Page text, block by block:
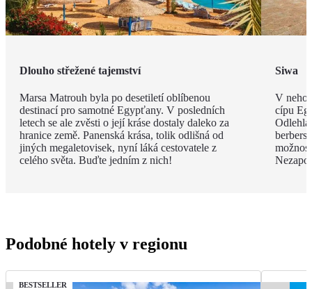
Dlouho střežené tajemství
Marsa Matrouh byla po desetiletí oblíbenou
destinací pro samotné Egypťany. V posledních
letech se ale zvěsti o její kráse dostaly daleko za
hranice země. Panenská krása, tolik odlišná od
jiných megaletovisek, nyní láká cestovatele z
celého světa. Buďte jedním z nich!
Siwa
V
cípu
Odlehlá
Podobné hotely v regionu
BESTSELLER